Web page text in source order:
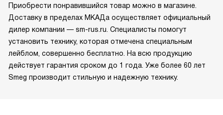
Приобрести понравившийся товар можно в магазине.
Доставку в пределах МКАДа осуществляет официальный
дилер компании — sm-rus.ru. Специалисты помогут
установить технику, которая отмечена специальным
лейблом, совершенно бесплатно. На всю продукцию
действует гарантия сроком до 1 года. Уже более 60 лет
Smeg производит стильную и надежную технику.